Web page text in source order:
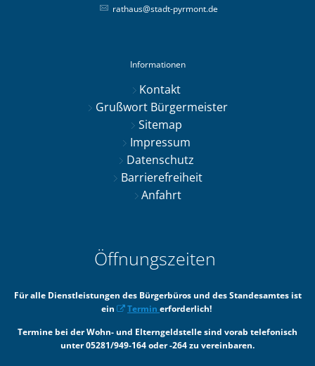
rathaus@stadt-pyrmont.de
Informationen
Kontakt
Grußwort Bürgermeister
Sitemap
Impressum
Datenschutz
Barrierefreiheit
Anfahrt
Öffnungszeiten
Für alle Dienstleistungen des Bürgerbüros und des Standesamtes ist
ein
Termin erforderlich!
Termine bei der Wohn- und Elterngeldstelle sind vorab telefonisch
unter 05281/949-164 oder -264 zu vereinbaren.